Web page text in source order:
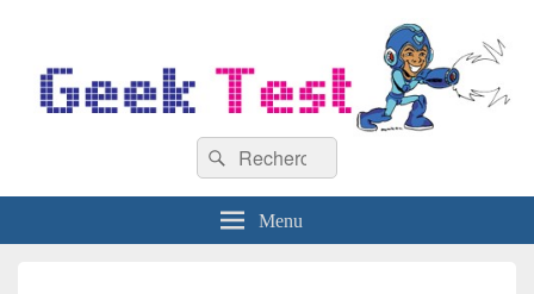
Recherche :
Rechercher
Menu